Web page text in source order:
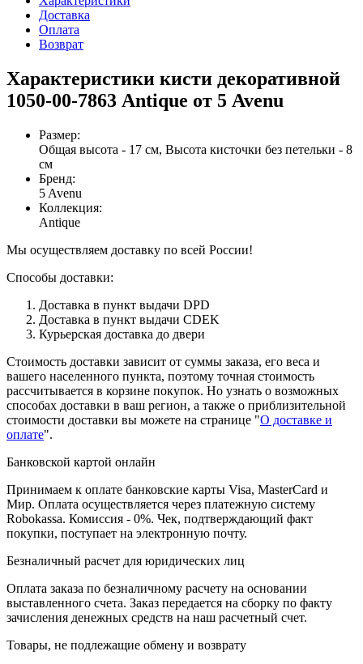
Доставка
Оплата
Возврат
Характеристики кисти декоративной
1050-00-7863 Antique от 5 Avenu
Размер:
Общая высота - 17 см, Высота кисточки без петельки - 8
см
Бренд:
5 Avenu
Коллекция:
Antique
Мы осуществляем доставку по всей России!
Способы доставки:
Доставка в пункт выдачи DPD
Доставка в пункт выдачи CDEK
Курьерская доставка до двери
Стоимость доставки зависит от суммы заказа, его веса и
вашего населенного пункта, поэтому точная стоимость
рассчитывается в корзине покупок. Но узнать о возможных
способах доставки в ваш регион, а также о приблизительной
стоимости доставки вы можете на странице "О доставке и
оплате".
Банковской картой онлайн
Принимаем к оплате банковские карты Visa, MasterCard и
Мир. Оплата осуществляется через платежную систему
Robokassa. Комиссия - 0%. Чек, подтверждающий факт
покупки, поступает на электронную почту.
Безналичный расчет для юридических лиц
Оплата заказа по безналичному расчету на основании
выставленного счета. Заказ передается на сборку по факту
зачисления денежных средств на наш расчетный счет.
Товары, не подлежащие обмену и возврату